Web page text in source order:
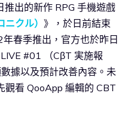
出的新作 RPG 手機遊戲
クル） 》，於日前結束
春季推出，官方也於昨日
#01 （CβT 実施報
據以及預計改善內容。未
觀看 QooApp 編輯的 CBT